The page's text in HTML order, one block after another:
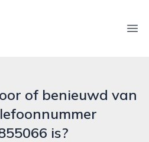
of benieuwd van
is?